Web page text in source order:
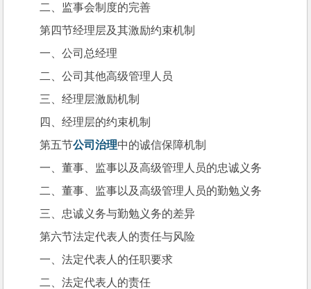
二、监事会制度的完善
第四节经理层及其激励约束机制
一、公司总经理
二、公司其他高级管理人员
三、经理层激励机制
四、经理层的约束机制
第五节公司治理中的诚信保障机制
一、董事、监事以及高级管理人员的忠诚义务
二、董事、监事以及高级管理人员的勤勉义务
三、忠诚义务与勤勉义务的差异
第六节法定代表人的责任与风险
一、法定代表人的任职要求
二、法定代表人的责任